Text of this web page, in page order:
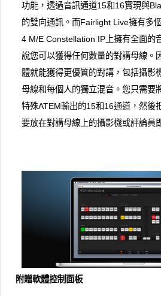
功能，透過音訊通道15和16實現與
的雙向通訊。而Fairlight Live擁有多
4 M/E Con​​stellation IP上擁有全面的
說您可以獲得任何數量的對講母線。
體就能獲得更優質的對講，包括攝影
母線和每個人的獨立混音。您只需要
特殊ATEM輸出的15和16通道，然後
要放在對講母線上的攝影機或評論員
附贈軟體控制面板